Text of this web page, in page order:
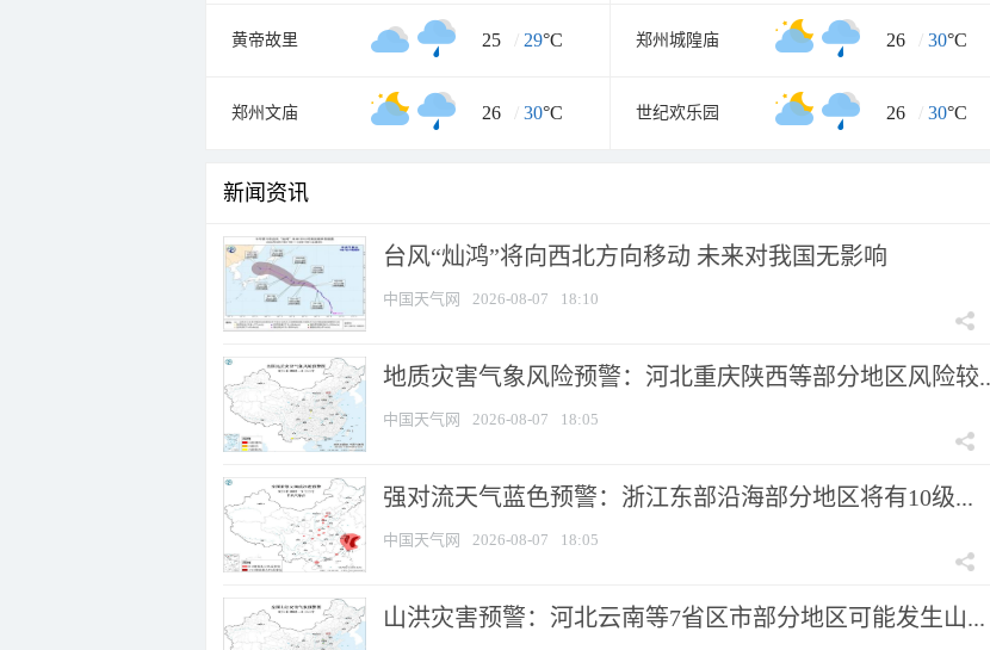
黄帝故里 25 / 29°C 郑州城隍庙 26 / 30°C
郑州文庙 26 / 30°C 世纪欢乐园 26 / 30°C
新闻资讯
台风“灿鸿”将向西北方向移动 未来对我国无影响
中国天气网 2026-08-07 18:10
地质灾害气象风险预警：河北重庆陕西等部分地区风险较
中国天气网 2026-08-07 18:05
强对流天气蓝色预警：浙江东部沿海部分地区将有10级...
中国天气网 2026-08-07 18:05
山洪灾害预警：河北云南等7省区市部分地区可能发生山...